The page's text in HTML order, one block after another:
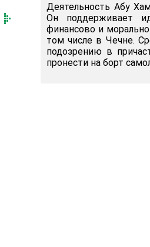
Деятельность Абу
Он поддерживает
финансово и
том числе в Чечне.
подозрению в
пронести на борт